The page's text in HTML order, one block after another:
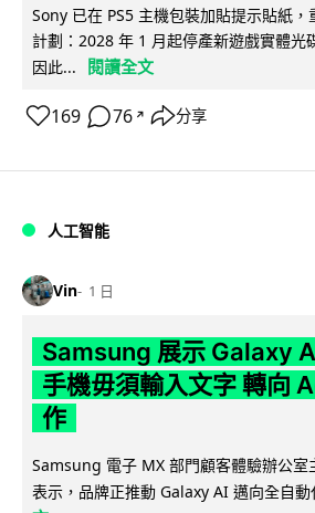
Sony 已在 PS5 主機包裝加貼提示貼紙
計劃：2028 年 1 月起停產新遊戲實體光
因此...
閱讀全文
169 76 ↗ 分享
人工智能
Vin 1 日
Samsung 展示 Galaxy
手機毋須輸入文字 轉向
作
Samsung 電子 MX 部門顧客體驗辦公室
表示，品牌正推動 Galaxy AI 邁向全自